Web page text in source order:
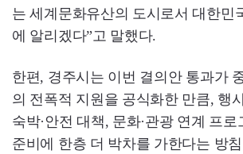
는 세계문화유산의 도시로서 대한민
에 알리겠다”고 말했다.
한편, 경주시는 이번 결의안 통과가
의 전폭적 지원을 공식화한 만큼, 행
숙박·안전 대책, 문화·관광 연계 프로
준비에 한층 더 박차를 가한다는 방